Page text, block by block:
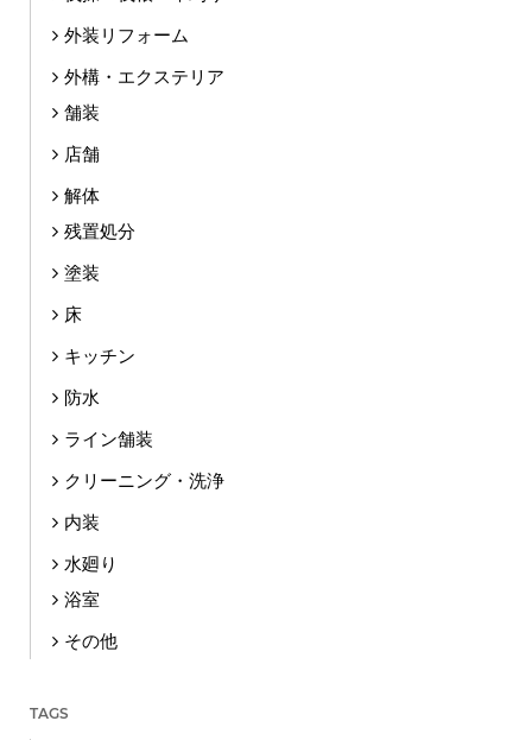
外装リフォーム
外構・エクステリア
舗装
店舗
解体
残置処分
塗装
床
キッチン
防水
ライン舗装
クリーニング・洗浄
内装
水廻り
浴室
その他
TAGS